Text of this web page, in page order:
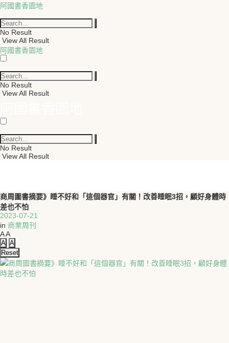
阿國書香園地
No Result
View All Result
阿國書香園地
No Result
View All Result
No Result
View All Result
商周圖書摘要》睡不好和「這個器官」有關！改善睡眠3招，顧好身體時
差也不怕
2023-07-21
in 商業周刊
AA
A A
Reset